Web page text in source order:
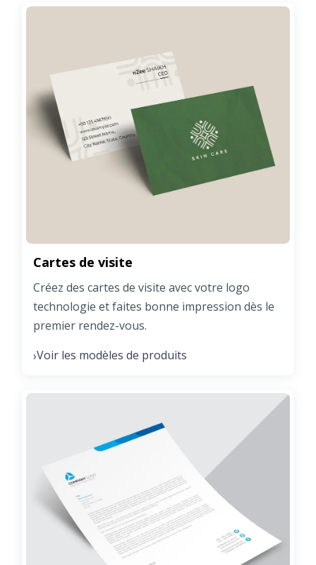
Cartes de visite
Créez des cartes de visite avec votre logo
technologie et faites bonne impression dès le
premier rendez-vous.
›Voir les modèles de produits